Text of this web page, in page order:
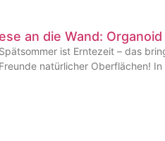
an die Wand:
ist Erntezeit – das
natürlicher Oberflächen!